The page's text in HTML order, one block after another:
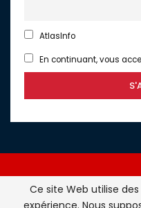
AtlasInfo
En continuant, vous
Ce site Web utilise
expérience. Nous